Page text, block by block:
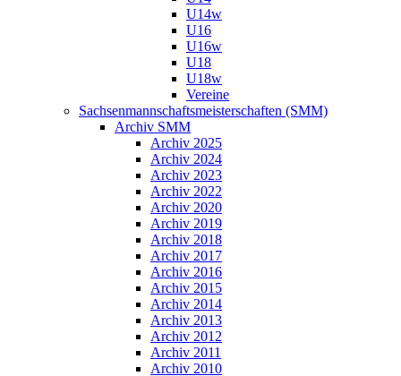
U14w
U16
U16w
U18
U18w
Vereine
Sachsenmannschaftsmeisterschaften (SMM)
Archiv SMM
Archiv 2025
Archiv 2024
Archiv 2023
Archiv 2022
Archiv 2020
Archiv 2019
Archiv 2018
Archiv 2017
Archiv 2016
Archiv 2015
Archiv 2014
Archiv 2013
Archiv 2012
Archiv 2011
Archiv 2010